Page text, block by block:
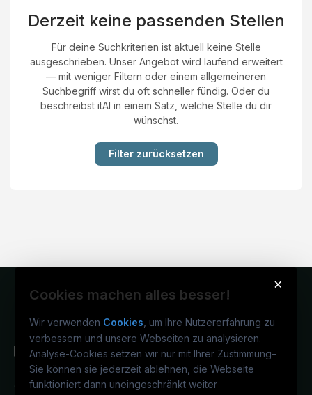
Derzeit keine passenden Stellen
Für deine Suchkriterien ist aktuell keine Stelle
ausgeschrieben. Unser Angebot wird laufend erweitert
— mit weniger Filtern oder einem allgemeineren
Suchbegriff wirst du oft schneller fündig. Oder du
beschreibst itAI in einem Satz, welche Stelle du dir
wünschst.
Filter zurücksetzen
×
Cookies machen alles besser!
Wir verwenden Cookies , um Ihre Nutzererfahrung zu
verbessern und unsere Webseiten zu analysieren.
Analyse-Cookies setzen wir nur mit Ihrer Zustimmung–
Sie können sie jederzeit ablehnen, die Webseite
funktioniert dann uneingeschränkt weiter
Österreichs IT-Karriereportal.Ein